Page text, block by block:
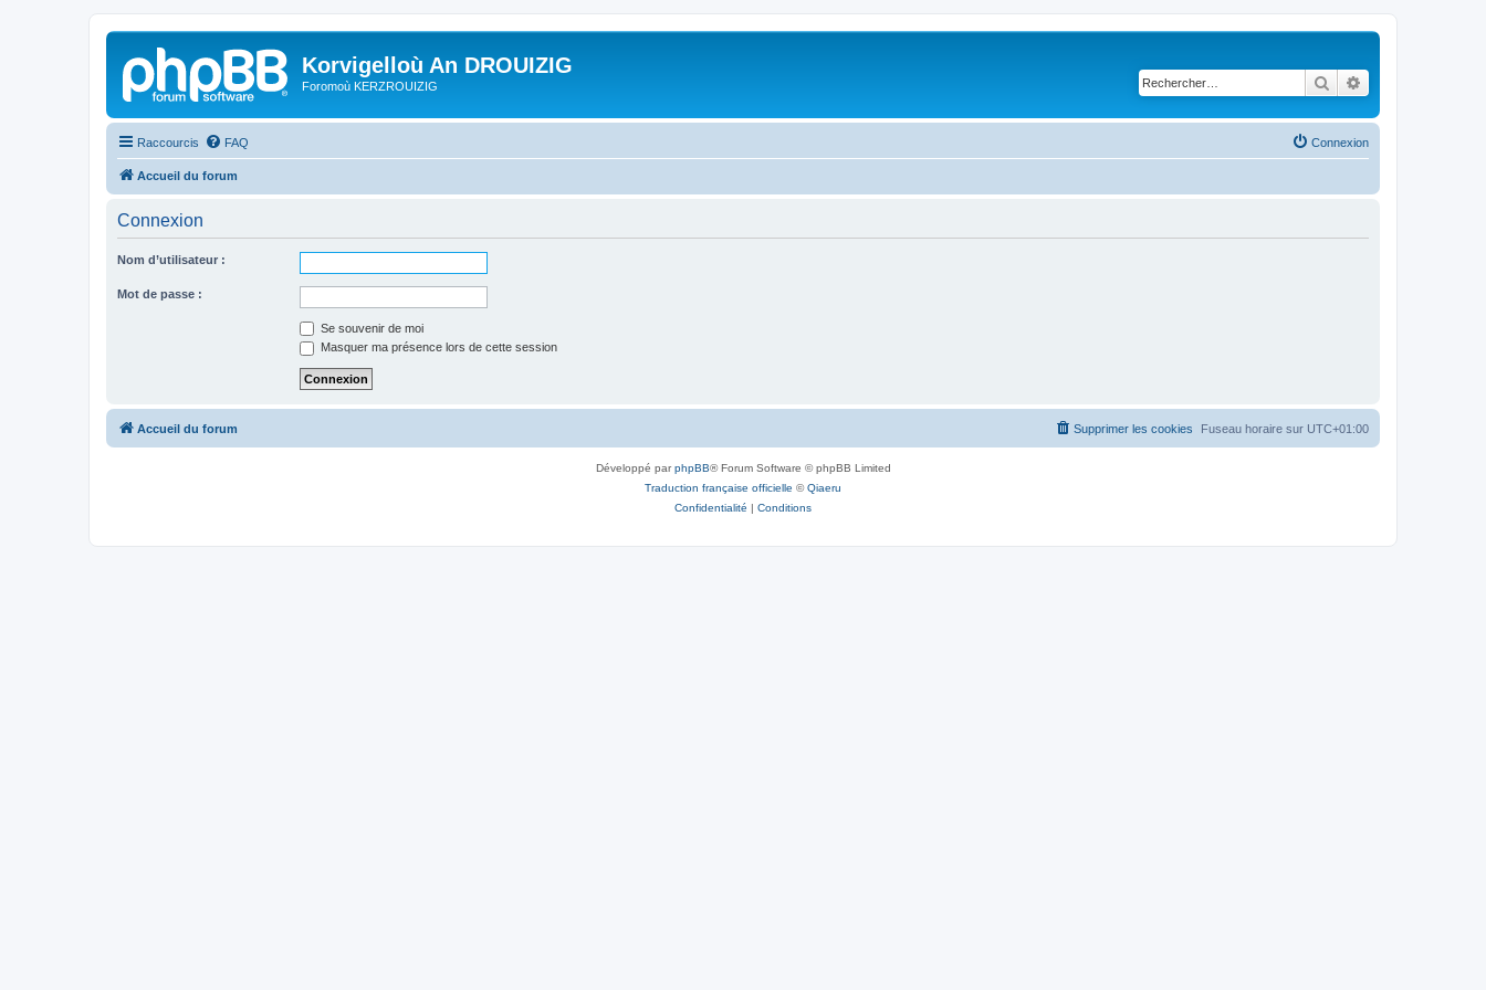
Korvigelloù An DROUIZIG
Foromoù KERZROUIZIG Rechercher
Raccourcis FAQ Connexion
Accueil du forum
Connexion
Nom d’utilisateur :
Mot de passe :
Se souvenir de moi
Masquer ma présence lors de cette session
Accueil du forum Fuseau horaire sur UTC+01:00
Supprimer les cookies
Développé parphpBB® Forum Software © phpBB Limited
Traduction française officielle ©Qiaeru
Confidentialité | Conditions